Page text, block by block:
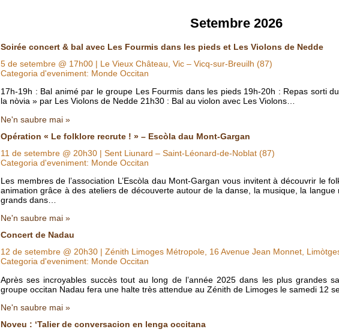
Setembre 2026
Soirée concert & bal avec Les Fourmis dans les pieds et Les Violons de Nedde
5 de setembre @ 17h00 | Le Vieux Château, Vic – Vicq-sur-Breuilh (87)
Categoria d'eveniment: Monde Occitan
17h-19h : Bal animé par le groupe Les Fourmis dans les pieds 19h-20h : Repas sorti
la nòvia » par Les Violons de Nedde 21h30 : Bal au violon avec Les Violons…
Ne'n saubre mai »
Opération « Le folklore recrute ! » – Escòla dau Mont-Gargan
11 de setembre @ 20h30 | Sent Liunard – Saint-Léonard-de-Noblat (87)
Categoria d'eveniment: Monde Occitan
Les membres de l’association L’Escòla dau Mont-Gargan vous invitent à découvrir le
animation grâce à des ateliers de découverte autour de la danse, la musique, la
grands dans…
Ne'n saubre mai »
Concert de Nadau
12 de setembre @ 20h30 | Zénith Limoges Métropole, 16 Avenue Jean Monnet,
Categoria d'eveniment: Monde Occitan
Après ses incroyables succès tout au long de l’année 2025 dans les plus grandes
groupe occitan Nadau fera une halte très attendue au Zénith de Limoges le samedi 12
Ne'n saubre mai »
Noveu : ‘Talier de conversacion en lenga occitana